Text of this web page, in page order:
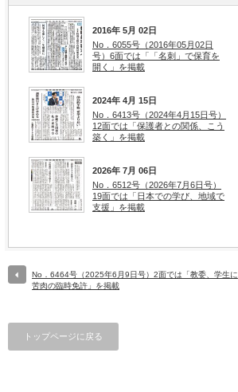
2016年 5月 02日
No．6055号（2016年05月02日
号）6面では「「名刺」で保育を
開く」を掲載
2024年 4月 15日
No．6413号（2024年4月15日号）
12面では「保護者との関係、こう
築く」を掲載
2026年 7月 06日
No．6512号（2026年7月6日号）
19面では「日本での学び、地域で
支援」を掲載
No．6464号（2025年6月9日号）2面では「教委、学生に
苦肉の臨時免許」を掲載
トップページに戻る